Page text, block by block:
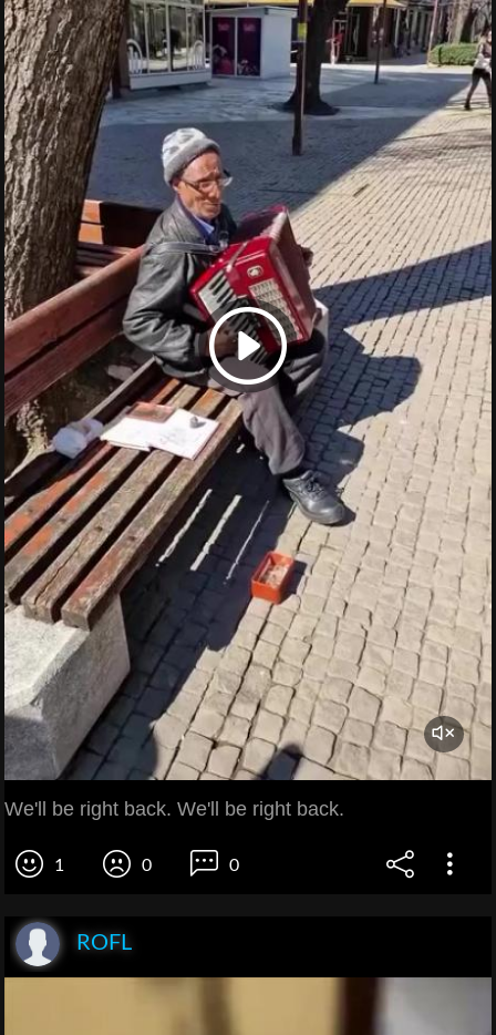
We'll be right back. We'll be right back.
1 0 0
ROFL